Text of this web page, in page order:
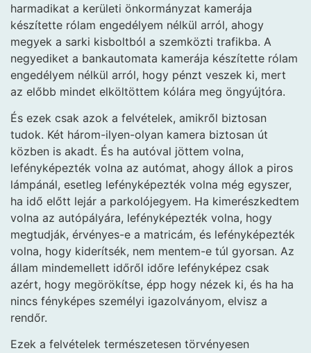
harmadikat a kerületi önkormányzat kamerája
készítette rólam engedélyem nélkül arról, ahogy
megyek a sarki kisboltból a szemközti trafikba. A
negyediket a bankautomata kamerája készítette rólam
engedélyem nélkül arról, hogy pénzt veszek ki, mert
az előbb mindet elköltöttem kólára meg öngyújtóra.
És ezek csak azok a felvételek, amikről biztosan
tudok. Két három-ilyen-olyan kamera biztosan út
közben is akadt. És ha autóval jöttem volna,
lefényképezték volna az autómat, ahogy állok a piros
lámpánál, esetleg lefényképezték volna még egyszer,
ha idő előtt lejár a parkolójegyem. Ha kimerészkedtem
volna az autópályára, lefényképezték volna, hogy
megtudják, érvényes-e a matricám, és lefényképezték
volna, hogy kiderítsék, nem mentem-e túl gyorsan. Az
állam mindemellett időről időre lefényképez csak
azért, hogy megörökítse, épp hogy nézek ki, és ha ha
nincs fényképes személyi igazolványom, elvisz a
rendőr.
Ezek a felvételek természetesen törvényesen